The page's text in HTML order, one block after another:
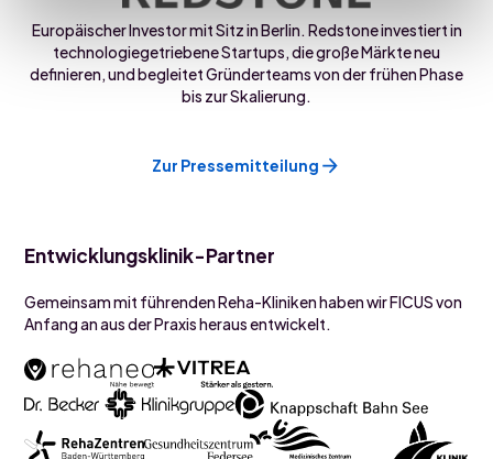
Europäischer Investor mit Sitz in Berlin. Redstone investiert in
technologiegetriebene Startups, die große Märkte neu
definieren, und begleitet Gründerteams von der frühen Phase
bis zur Skalierung.
Zur Pressemitteilung
Entwicklungsklinik-Partner
Gemeinsam mit führenden Reha-Kliniken haben wir FICUS von
Anfang an aus der Praxis heraus entwickelt.